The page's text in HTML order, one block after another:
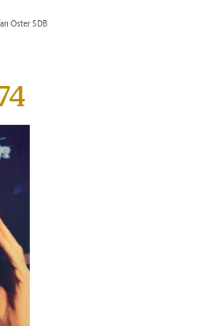
Oster SDB